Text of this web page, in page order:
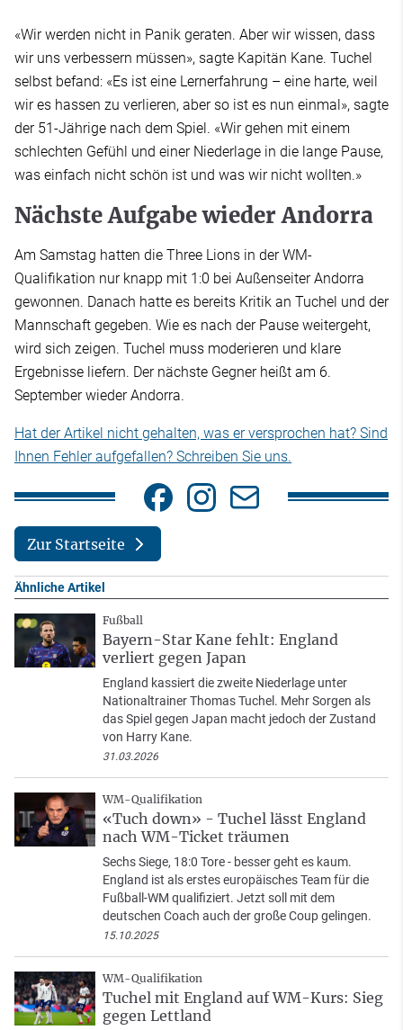
«Wir werden nicht in Panik geraten. Aber wir wissen, dass
wir uns verbessern müssen», sagte Kapitän Kane. Tuchel
selbst befand: «Es ist eine Lernerfahrung – eine harte, weil
wir es hassen zu verlieren, aber so ist es nun einmal», sagte
der 51-Jährige nach dem Spiel. «Wir gehen mit einem
schlechten Gefühl und einer Niederlage in die lange Pause,
was einfach nicht schön ist und was wir nicht wollten.»
Nächste Aufgabe wieder Andorra
Am Samstag hatten die Three Lions in der WM-
Qualifikation nur knapp mit 1:0 bei Außenseiter Andorra
gewonnen. Danach hatte es bereits Kritik an Tuchel und der
Mannschaft gegeben. Wie es nach der Pause weitergeht,
wird sich zeigen. Tuchel muss moderieren und klare
Ergebnisse liefern. Der nächste Gegner heißt am 6.
September wieder Andorra.
Hat der Artikel nicht gehalten, was er versprochen hat? Sind
Ihnen Fehler aufgefallen? Schreiben Sie uns.
Zur Startseite
Ähnliche Artikel
Fußball
Bayern-Star Kane fehlt: England
verliert gegen Japan
England kassiert die zweite Niederlage unter
Nationaltrainer Thomas Tuchel. Mehr Sorgen als
das Spiel gegen Japan macht jedoch der Zustand
von Harry Kane.
31.03.2026
WM-Qualifikation
«Tuch down» - Tuchel lässt England
nach WM-Ticket träumen
Sechs Siege, 18:0 Tore - besser geht es kaum.
England ist als erstes europäisches Team für die
Fußball-WM qualifiziert. Jetzt soll mit dem
deutschen Coach auch der große Coup gelingen.
15.10.2025
WM-Qualifikation
Tuchel mit England auf WM-Kurs: Sieg
gegen Lettland